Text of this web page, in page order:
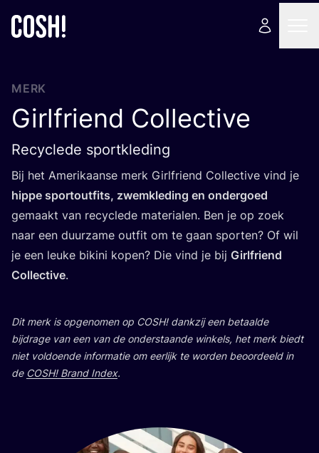
MERK
Girlfriend Collective
Recyclede sportkleding
Bij het Ame­ri­kaan­se merk Gir­lfriend Col­lec­ti­ve vind je
hip­pe sportout­fits, zwem­kle­ding en onder­goed
gemaakt van recy­cle­de mate­ri­a­len. Ben je op zoek
naar een duur­za­me out­fit om te gaan spor­ten? Of wil
je een leu­ke biki­ni kopen? Die vind je bij Gir­lfriend
Col­lec­ti­ve.
Dit merk is opge­no­men op COSH! dank­zij een betaal­de
bij­dra­ge van een van de onder­staan­de win­kels, het merk biedt
niet vol­doen­de infor­ma­tie om eer­lijk te wor­den beoor­deeld in
de COSH! Brand Index.